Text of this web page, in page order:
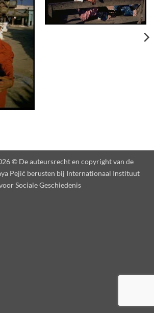
© De auteursrecht en copyright van de
Pejić berusten bij Internationaal Instituut
Sociale Geschiedenis